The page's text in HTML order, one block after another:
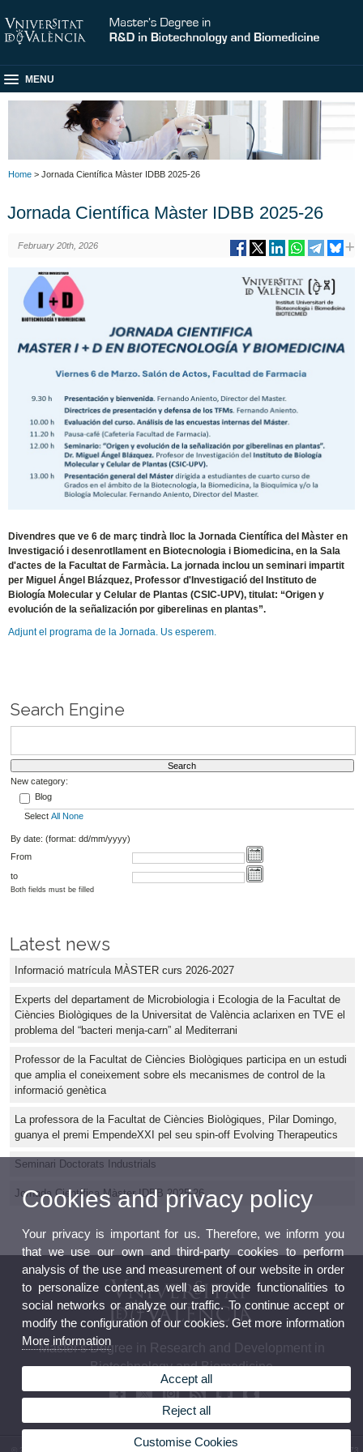
MENU
Home > Jornada Científica Màster IDBB 2025-26
Jornada Científica Màster IDBB 2025-26
February 20th, 2026
Divendres que ve 6 de març tindrà lloc la Jornada Científica del Màster en
Investigació i desenrotllament en Biotecnologia i Biomedicina, en la Sala
d'actes de la Facultat de Farmàcia. La jornada inclou un seminari impartit
per Miguel Ángel Blázquez, Professor d'Investigació del Instituto de
Biología Molecular y Celular de Plantas (CSIC-UPV), titulat: “Origen y
evolución de la señalización por giberelinas en plantas”.
Adjunt el programa de la Jornada. Us esperem.
Search Engine
New category:
Blog
Select All None
By date: (format: dd/mm/yyyy)
From
to
Both fields must be filled
Latest news
Informació matrícula MÀSTER curs 2026-2027
Experts del departament de Microbiologia i Ecologia de la Facultat de
Ciències Biològiques de la Universitat de València aclarixen en TVE el
problema del “bacteri menja-carn” al Mediterrani
Professor de la Facultat de Ciències Biològiques participa en un estudi
que amplia el coneixement sobre els mecanismes de control de la
informació genètica
La professora de la Facultat de Ciències Biològiques, Pilar Domingo,
guanya el premi EmpendeXXI pel seu spin-off Evolving Therapeutics
Seminari Doctorats Industrials
Jornada Científica Màster IDBB 2025-26
Master's Degree in Research and Development in
Biotechnology and Biomedicine
© 2026 UV. - Av. Vicent Andrés Estellés, 19, 46100 Burjassot. Spain. Tel. (+34) 96 354 43 73
Cookies and privacy policy
Your privacy is important for us. Therefore, we inform you
that we use our own and third-party cookies to perform
analysis of the use and measurement of our website in order
to personalize content,as well as provide functionalities to
social networks or analyze our traffic. To continue accept or
modify the configuration of our cookies. Get more information
More information
Accept all
Reject all
Customise Cookies